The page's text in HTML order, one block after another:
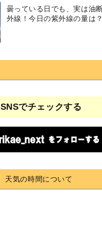
曇っている日でも、実は油
外線！今日の紫外線の量は？
SNSでチェックする
天気の時間について